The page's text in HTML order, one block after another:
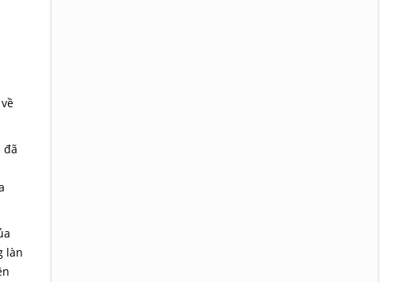
đã
làn